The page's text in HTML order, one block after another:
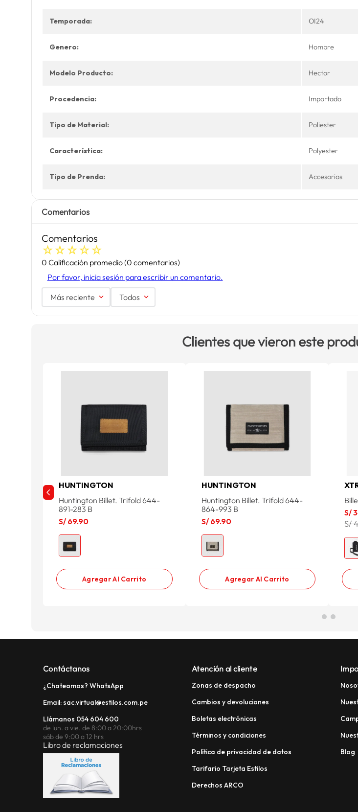
Temporada: OI24
Genero: Hombre
Modelo Producto: Hector
Procedencia: Importado
Tipo de Material: Poliester
Característica: Polyester
Tipo de Prenda: Accesorios
Comentarios
Comentarios
☆☆☆☆☆
0 Calificación promedio(0 comentarios)
Por favor, inicia sesión para escribir un comentario.
Más reciente Todos
Clientes que vieron este
HUNTINGTON
Huntington Billet. Trifold 644-
891-283 B
S/ 69.90
Agregar Al Carrito
HUNTINGTON
Huntington Billet. Trifold 644-
864-993 B
S/ 69.90
Agregar Al Carrito
S/
S/
Contáctanos
¿Chateamos? WhatsApp
Email: sac.virtual@estilos.com.pe
Llámanos 054 604 600
de lun. a vie. de 8:00 a 20:00hrs
sáb de 9:00 a 12 hrs
Libro de reclamaciones
Atención al cliente
Zonas de despacho
Cambios y devoluciones
Boletas electrónicas
Términos y condiciones
Política de privacidad de datos
Tarifario Tarjeta Estilos
Derechos ARCO
Blog